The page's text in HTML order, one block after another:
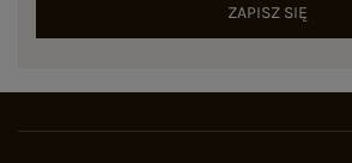
ZAPISZ SIĘ